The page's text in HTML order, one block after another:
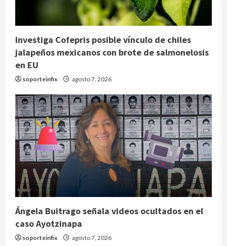
Investiga Cofepris posible vínculo de chiles
jalapeños mexicanos con brote de salmonelosis
en EU
soporteinfix agosto 7, 2026
Ángela Buitrago señala videos ocultados en el
caso Ayotzinapa
soporteinfix agosto 7, 2026